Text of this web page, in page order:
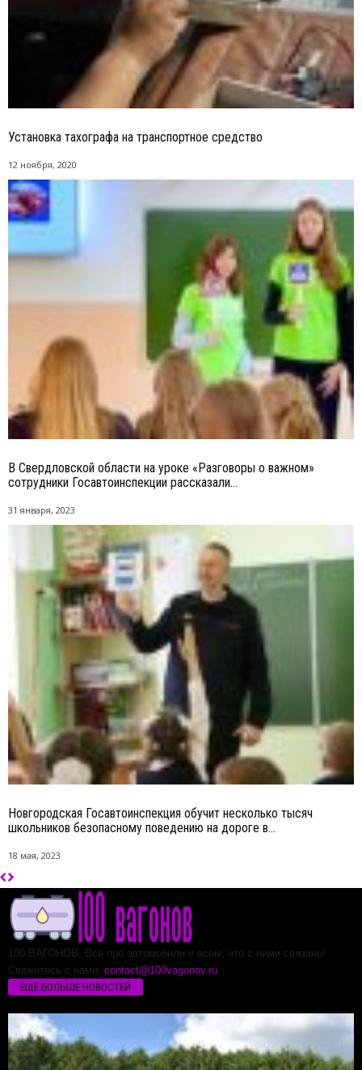
Установка тахографа на транспортное средство
12 ноября, 2020
В Свердловской области на уроке «Разговоры о важном»
сотрудники Госавтоинспекции рассказали...
31 января, 2023
Новгородская Госавтоинспекция обучит несколько тысяч
школьников безопасному поведению на дороге в...
18 мая, 2023
100 ВАГОНОВ. Все про автомобили и всем, что с ними связано!
Свяжитесь с нами: contact@100vagonov.ru
ЕЩЁ БОЛЬШЕ НОВОСТЕЙ